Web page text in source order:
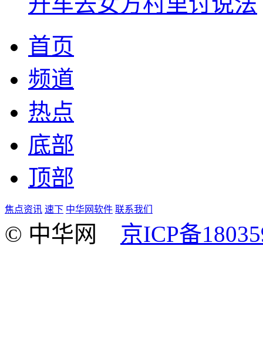
首页
频道
热点
底部
顶部
焦点资讯 速下 中华网软件 联系我们
© 中华网 京ICP备